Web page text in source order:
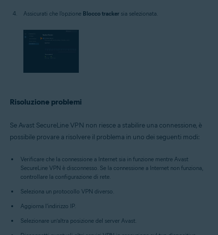
Assicurati che l'opzione Blocco tracker sia selezionata.
Risoluzione problemi
Se Avast SecureLine VPN non riesce a stabilire una connessione, è
possibile provare a risolvere il problema in uno dei seguenti modi:
Verificare che la connessione a Internet sia in funzione mentre Avast
SecureLine VPN è disconnesso. Se la connessione a Internet non funziona,
controllare la configurazione di rete.
Seleziona un protocollo VPN diverso.
Aggiorna l'indirizzo IP.
Selezionare un’altra posizione del server Avast.